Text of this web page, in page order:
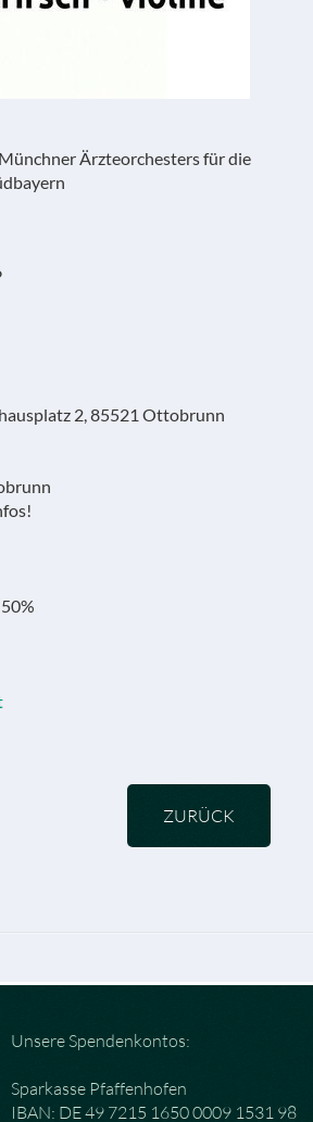
Ärzteorchesters für die
2, 85521 Ottobrunn
ZURÜCK
Unsere Spendenkontos:
Sparkasse Pfaffenhofen
IBAN: DE 49 7215 1650 0009 1531 98